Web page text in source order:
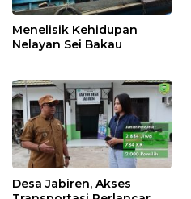
Menelisik Kehidupan
Nelayan Sei Bakau
Desa Jabiren, Akses